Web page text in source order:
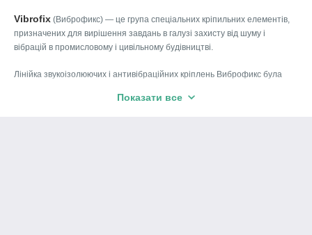
Vibrofix (Виброфикс) — це група спеціальних кріпильних елементів,
призначених для вирішення завдань в галузі захисту від шуму і
вібрацій в промисловому і цивільному будівництві.
Лінійка звукоізолюючих і антивібраційних кріплень Виброфикс була
співпраці з проектним бюроAcoustic Project
Показати все